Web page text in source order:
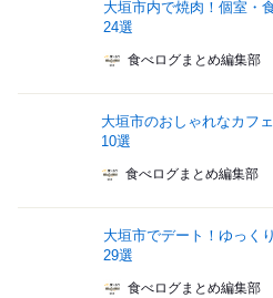
大垣市内で焼肉！個室・
24選
食べログまとめ編集部
大垣市のおしゃれなカフ
10選
食べログまとめ編集部
大垣市でデート！ゆっく
29選
食べログまとめ編集部